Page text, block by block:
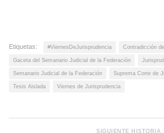
Etiquetas: #ViernesDeJurisprudencia Contradicción
Gaceta del Semanario Judicial de la Federación
Semanario Judicial de la Federación Suprema Corte de
Tesis Aislada Viernes de Jurisprudencia
SIGUIENTE HISTORIA